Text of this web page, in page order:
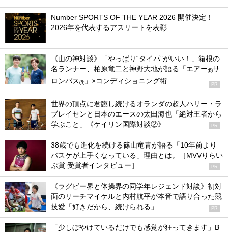
Number SPORTS OF THE YEAR 2026 開催決定！
2026年を代表するアスリートを表彰
《山の神対談》「やっぱり“タイパ”がいい！」箱根の
名ランナー、柏原竜二と神野大地が語る「エアー®サ
ロンパス® 」×コンディショニング術 PR
世界の頂点に君臨し続けるオランダの超人ハリー・ラ
ブレイセンと日本のエースの太田海也「絶対王者から
学ぶこと」《ケイリン国際対談②》
PR
38歳でも進化を続ける篠山竜青が語る「10年前より
バスケが上手くなっている」理由とは。［MVVりらい
ぶ賞 受賞者インタビュー］
PR
《ラグビー界と体操界の同学年レジェンド対談》初対
面のリーチマイケルと内村航平が本音で語り合った競
技愛「好きだから、続けられる」
PR
「少しぼやけているだけでも感覚が狂ってきます」B